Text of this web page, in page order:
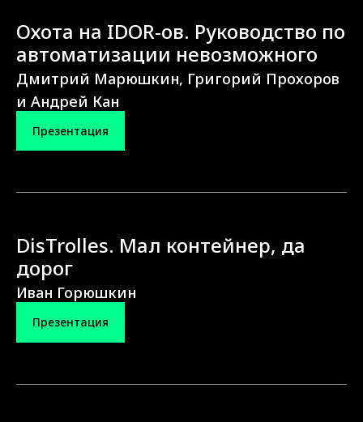
Охота на IDOR-ов. Руководство по
автоматизации невозможного
Дмитрий Марюшкин, Григорий Прохоров
и Андрей Кан
Презентация
DisTrolles. Мал контейнер, да
дорог
Иван Горюшкин
Презентация